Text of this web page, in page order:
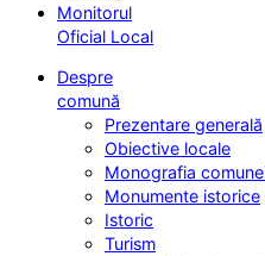
Monitorul
Oficial Local
Despre
comună
Prezentare generală
Obiective locale
Monografia
Monumente istorice
Istoric
Turism